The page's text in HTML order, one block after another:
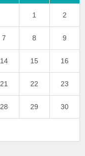
1 2
7 8 9
14 15 16
21 22 23
28 29 30